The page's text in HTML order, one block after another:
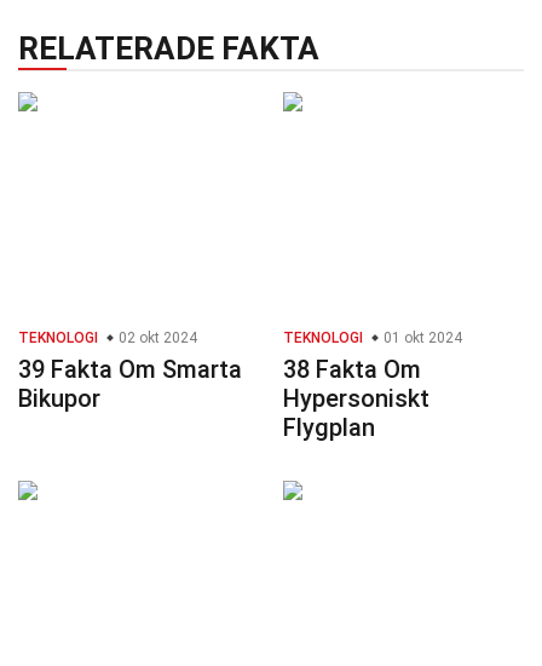
RELATERADE FAKTA
TEKNOLOGI 02 okt 2024
39 Fakta Om Smarta
Bikupor
TEKNOLOGI 01 okt 2024
38 Fakta Om
Hypersoniskt
Flygplan